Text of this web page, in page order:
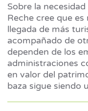
Sobre la
Reche cree que
llegada de más
acompañado de
dependen de los
administraciones
en valor del
baza sigue siendo